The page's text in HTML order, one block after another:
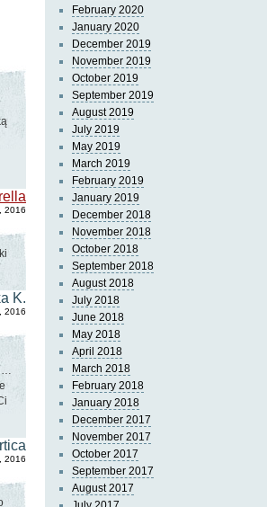
2016
K.
2016
2016
February 2020
January 2020
December 2019
November 2019
October 2019
September 2019
August 2019
July 2019
May 2019
March 2019
February 2019
January 2019
December 2018
November 2018
October 2018
September 2018
August 2018
July 2018
June 2018
May 2018
April 2018
March 2018
February 2018
January 2018
December 2017
November 2017
October 2017
September 2017
August 2017